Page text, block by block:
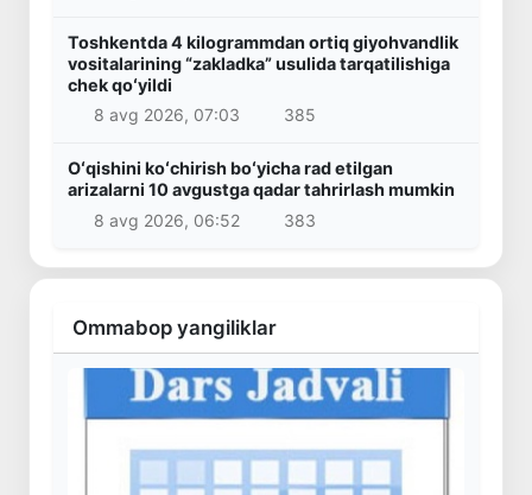
Toshkentda 4 kilogrammdan ortiq giyohvandlik
vositalarining “zakladka” usulida tarqatilishiga
chek qoʻyildi
8 avg 2026, 07:03
385
Oʻqishini koʻchirish boʻyicha rad etilgan
arizalarni 10 avgustga qadar tahrirlash mumkin
8 avg 2026, 06:52
383
Ommabop yangiliklar